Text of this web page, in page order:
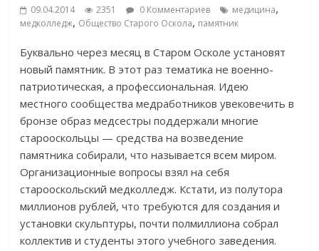
09.04.2014 2351 0 Комментариев медицина,
медколледж, Общество Старого Оскола, памятник
Буквально через месяц в Старом Осколе установят
новый памятник. В этот раз тематика не военно-
патриотическая, а профессиональная. Идею
местного сообщества медработников увековечить в
бронзе образ медсестры поддержали многие
старооскольцы — средства на возведение
памятника собирали, что называется всем миром.
Организационные вопросы взял на себя
старооскольский медколледж. Кстати, из полутора
миллионов рублей, что требуются для создания и
установки скульптуры, почти полмиллиона собрал
коллектив и студенты этого учебного заведения.